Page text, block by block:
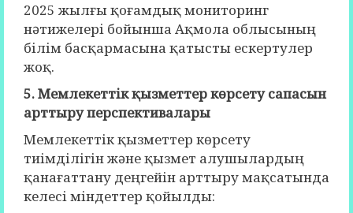
2025 жылғы қоғамдық мониторинг
нәтижелері бойынша Ақмола облысының
білім басқармасына қатысты ескертулер
жоқ.
5. Мемлекеттік қызметтер көрсету сапасын
арттыру перспективалары
Мемлекеттік қызметтер көрсету
тиімділігін және қызмет алушылардың
қанағаттану деңгейін арттыру мақсатында
келесі міндеттер қойылды: